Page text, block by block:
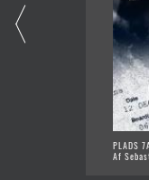
PLADS
Af